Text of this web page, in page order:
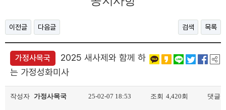
이전글 다음글 검색 목록
가정사목국
2025 새사제와 함께 하
는 가정성화미사
작성자 가정사목국 25-02-07 18:53 조회 4,420회 댓글